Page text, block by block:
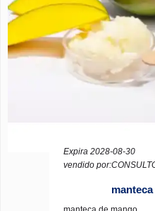
Expira 2028-08-30
vendido